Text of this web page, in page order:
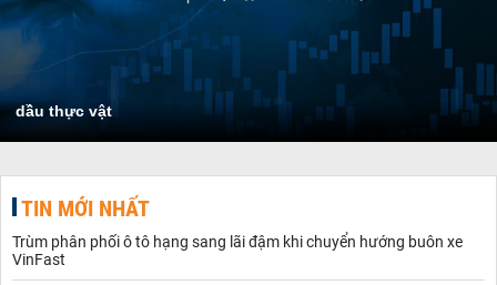
dầu thực vật
TIN MỚI NHẤT
Trùm phân phối ô tô hạng sang lãi đậm khi chuyển hướng buôn xe
VinFast